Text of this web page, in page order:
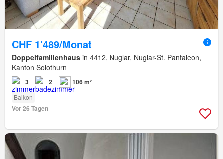
CHF 1'489/Monat
Doppelfamilienhaus in 4412, Nuglar, Nuglar-St. Pantaleon,
Kanton Solothurn
3 2 106 m²
Balkon
Vor 26 Tagen